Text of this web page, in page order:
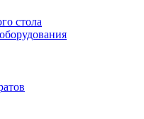
стола